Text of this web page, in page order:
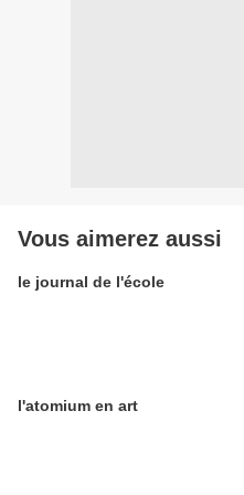
Vous aimerez aussi
le journal de l'école
l'atomium en art